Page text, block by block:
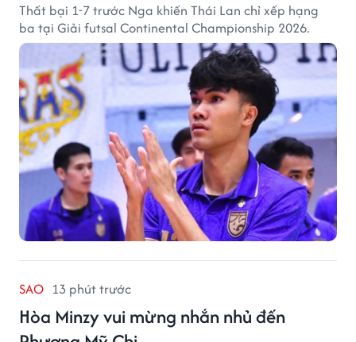
Thất bại 1-7 trước Nga khiến Thái Lan chỉ xếp hạng
ba tại Giải futsal Continental Championship 2026.
SAO 13 phút trước
Hòa Minzy vui mừng nhắn nhủ đến